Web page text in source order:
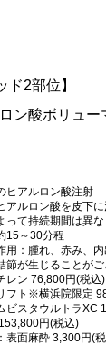
ド2部位】
ン酸ボリュー
ヒアルロン酸注射
アルロン酸を皮下
って持続期間は異
15～30分程
用：腫れ、赤み、
節が生じることが
レン 76,800円(税込)
フト※横浜院限定
ビスタウルトラXC
円(税込)
表面麻酔 3,300円(